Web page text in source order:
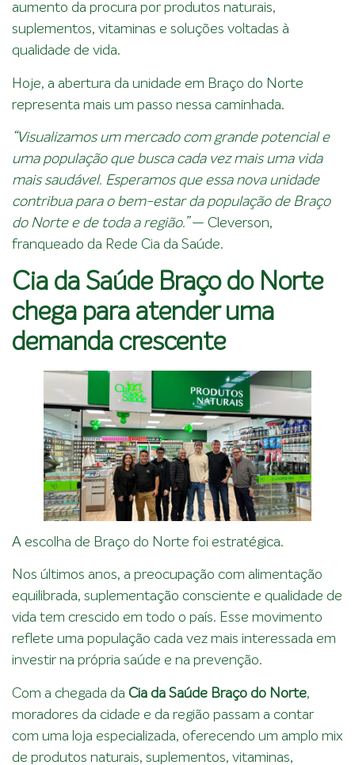
aumento da procura por produtos naturais,
suplementos, vitaminas e soluções voltadas à
qualidade de vida.
Hoje, a abertura da unidade em Braço do Norte
representa mais um passo nessa caminhada.
“Visualizamos um mercado com grande potencial e
uma população que busca cada vez mais uma vida
mais saudável. Esperamos que essa nova unidade
contribua para o bem-estar da população de Braço
do Norte e de toda a região.”— Cleverson,
franqueado da Rede Cia da Saúde.
Cia da Saúde Braço do Norte
chega para atender uma
demanda crescente
A escolha de Braço do Norte foi estratégica.
Nos últimos anos, a preocupação com alimentação
equilibrada, suplementação consciente e qualidade de
vida tem crescido em todo o país. Esse movimento
reflete uma população cada vez mais interessada em
investir na própria saúde e na prevenção.
Com a chegada da Cia da Saúde Braço do Norte,
moradores da cidade e da região passam a contar
com uma loja especializada, oferecendo um amplo mix
de produtos naturais, suplementos, vitaminas,